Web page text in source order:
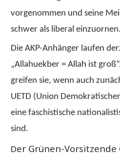
vorgenommen und seine
schwer als liberal einzuornen.
Die AKP-Anhänger laufen
„Allahuekber = Allah ist
greifen sie, wenn auch
UETD (Union
eine faschistische
sind.
Der Grünen-